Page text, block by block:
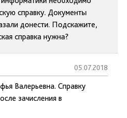
справку. Документы
донести. Подскажите,
справка нужна?
05.07.2018
Валерьевна. Справку
зачисления в